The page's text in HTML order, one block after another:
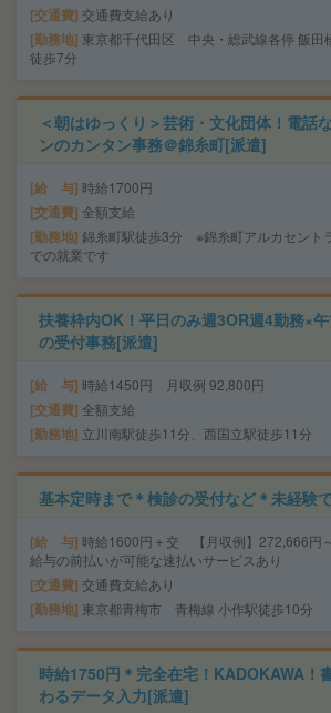
交通費 交通費支給あり
勤務地 東京都千代田区 中央・総武線各停 飯田
徒歩7分
＜朝はゆっくり＞芸術・文化団体！電話
ンのカンタン事務＠錦糸町[派遣]
給 与 時給1700円
交通費 全額支給
勤務地 錦糸町駅徒歩3分 ※錦糸町アルカセント
での就業です
扶養枠内OK！平日のみ週3OR週4勤務×
の受付事務[派遣]
給 与 時給1450円 月収例 92,800円
交通費 全額支給
勤務地 立川南駅徒歩11分、西国立駅徒歩11分
基本定時まで＊検診の受付など＊未経験
給 与 時給1600円＋交 【月収例】272,666
給与の前払いが可能な速払いサービスあり
交通費 交通費支給あり
勤務地 東京都青梅市 青梅線 小作駅徒歩10分
時給1750円＊完全在宅！KADOKAWA！
わるデータ入力[派遣]